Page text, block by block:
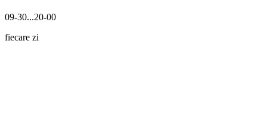
09-30...20-00
fiecare zi